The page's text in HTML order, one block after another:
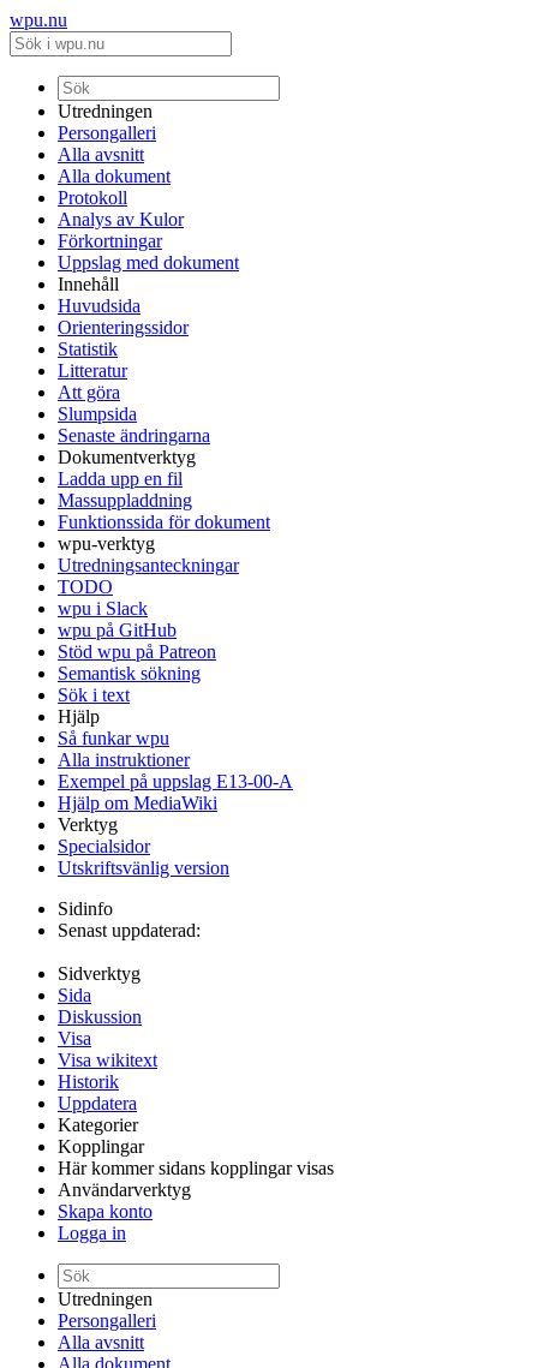
wpu.nu
Utredningen
Persongalleri
Alla avsnitt
Alla dokument
Protokoll
Analys av Kulor
Förkortningar
Uppslag med dokument
Innehåll
Huvudsida
Orienteringssidor
Statistik
Litteratur
Att göra
Slumpsida
Senaste ändringarna
Dokumentverktyg
Ladda upp en fil
Massuppladdning
Funktionssida för dokument
wpu-verktyg
Utredningsanteckningar
TODO
wpu i Slack
wpu på GitHub
Stöd wpu på Patreon
Semantisk sökning
Sök i text
Hjälp
Så funkar wpu
Alla instruktioner
Exempel på uppslag E13-00-A
Hjälp om MediaWiki
Verktyg
Specialsidor
Utskriftsvänlig version
Sidinfo
Senast uppdaterad:
Sidverktyg
Sida
Diskussion
Visa
Visa wikitext
Historik
Uppdatera
Kategorier
Kopplingar
Här kommer sidans kopplingar visas
Användarverktyg
Skapa konto
Logga in
Utredningen
Persongalleri
Alla avsnitt
Alla dokument